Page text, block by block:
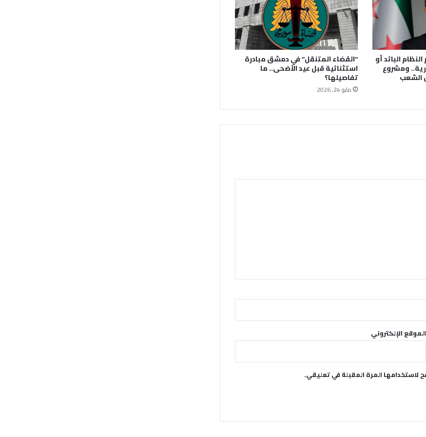
البائد أو
ومشروع
الشعب
“القضاء المتنقل” في دمشق مبادرة
استثنائية قبل عيد الأضحى.. ما
تفاصيلها؟
مايو 24, 2026
الموقع الإلكتروني
لاستخدامها المرة المقبلة في تعليقي.